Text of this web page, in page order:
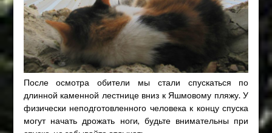
После осмотра обители мы стали спускаться по
длинной каменной лестнице вниз к Яшмовому пляжу. У
физически неподготовленного человека к концу спуска
могут начать дрожать ноги, будьте внимательны при